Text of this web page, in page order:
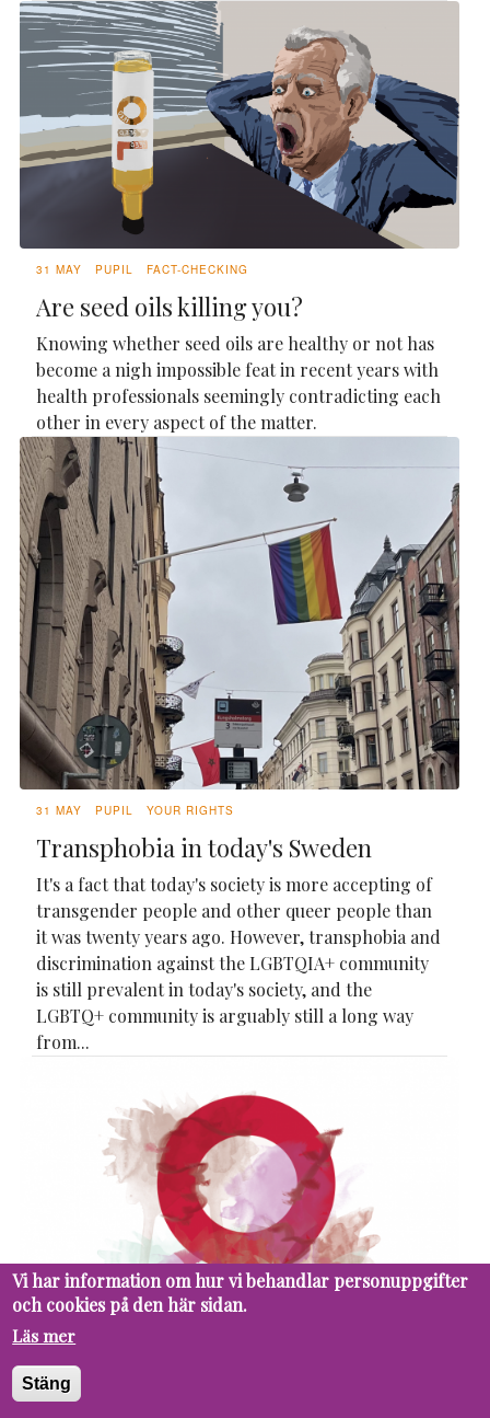
31 MAY PUPIL FACT-CHECKING
Are seed oils killing you?
Knowing whether seed oils are healthy or not has
become a nigh impossible feat in recent years with
health professionals seemingly contradicting each
other in every aspect of the matter.
31 MAY PUPIL YOUR RIGHTS
Transphobia in today's Sweden
It's a fact that today's society is more accepting of
transgender people and other queer people than
it was twenty years ago. However, transphobia and
discrimination against the LGBTQIA+ community
is still prevalent in today's society, and the
LGBTQ+ community is arguably still a long way
from...
Vi har information om hur vi behandlar personuppgifter
och cookies på den här sidan.
Läs mer
Stäng